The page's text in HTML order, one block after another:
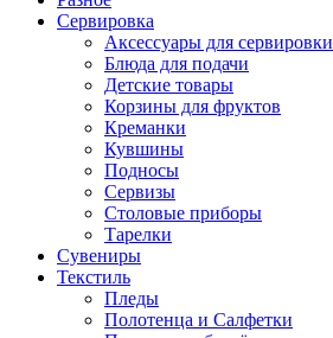
Сервировка
Аксессуары для сервировки
Блюда для подачи
Детские товары
Корзины для фруктов
Креманки
Кувшины
Подносы
Сервизы
Столовые приборы
Тарелки
Сувениры
Текстиль
Пледы
Полотенца и Салфетки